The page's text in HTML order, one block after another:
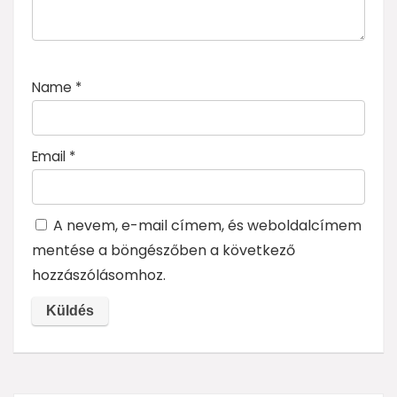
Name *
Email *
A nevem, e-mail címem, és weboldalcímem
mentése a böngészőben a következő
hozzászólásomhoz.